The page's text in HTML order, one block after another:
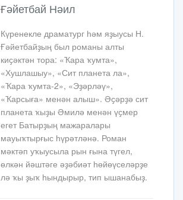
Ғәйетбай Нәил
Күренекле драматург һәм яҙыусы Н.
Ғәйетбайҙың был романы алты
киҫәктән тора: «Ҡара ҡумта»,
«Хушлашыу», «Сит планета­ ла»,
«Ҡара ҡумта-2», «Эҙәрләү»,
«Ҡарсыға» менән алыш». Әҫәрҙә сит
планета ҡыҙы Әмилә менән үҫмер
егет Батырҙың мажаралары
мауыҡтырғыс һүрәтләнә. Роман
мәктәп уҡыусыла­ рын ғына түгел,
өлкән йәштәге әҙәбиәт һөйөүселәрҙе
лә ҡы ҙыҡ­ һындырыр, тип ышанабыҙ.